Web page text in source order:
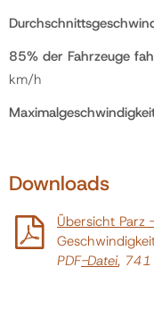
85% der Fahrzeuge
km/h
Downloads
Übersicht
PDF-Datei, 741